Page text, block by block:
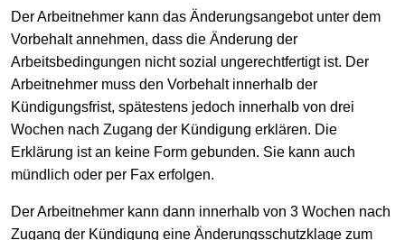
Der Arbeitnehmer kann das Änderungsangebot unter dem
Vorbehalt annehmen, dass die Änderung der
Arbeitsbedingungen nicht sozial ungerechtfertigt ist. Der
Arbeitnehmer muss den Vorbehalt innerhalb der
Kündigungsfrist, spätestens jedoch innerhalb von drei
Wochen nach Zugang der Kündigung erklären. Die
Erklärung ist an keine Form gebunden. Sie kann auch
mündlich oder per Fax erfolgen.
Der Arbeitnehmer kann dann innerhalb von 3 Wochen nach
Zugang der Kündigung eine Änderungsschutzklage zum